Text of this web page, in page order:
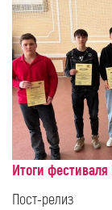
Итоги
Пост-релиз